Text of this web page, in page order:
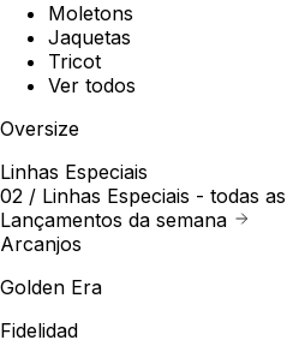
Moletons
Jaquetas
Tricot
Ver todos
Oversize
Linhas Especiais
02 / Linhas Especiais - todas
Lançamentos da semana
Arcanjos
Golden Era
Fidelidad